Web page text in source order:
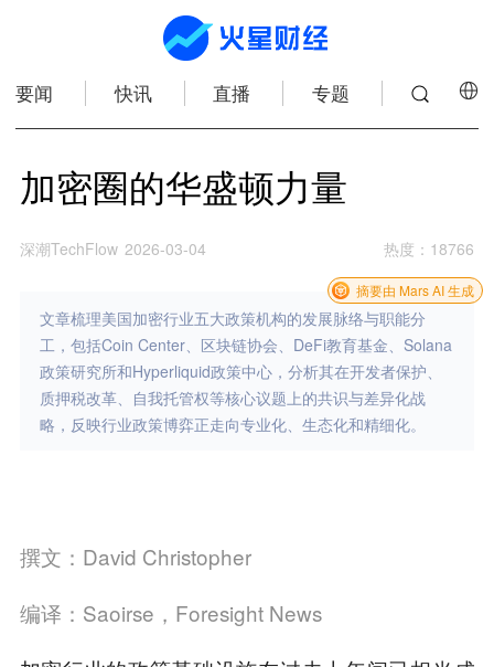
要闻 快讯 直播 专题
加密圈的华盛顿力量
深潮TechFlow 2026-03-04 热度 ： 18766
文章梳理美国加密行业五大政策机构的发展脉络与职能分
工，包括Coin Center、区块链协会、DeFi教育基金、Solana
政策研究所和Hyperliquid政策中心，分析其在开发者保护、
质押税改革、自我托管权等核心议题上的共识与差异化战
略，反映行业政策博弈正走向专业化、生态化和精细化。
摘要由 Mars AI 生成
撰文：David Christopher
编译：Saoirse，Foresight News